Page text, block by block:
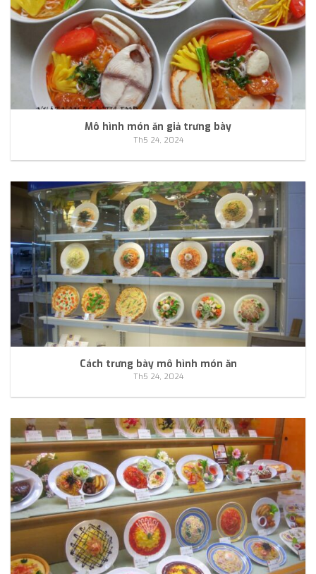
Mô hình món ăn giả trưng bày
Th5 24, 2024
Cách trưng bày mô hình món ăn
Th5 24, 2024